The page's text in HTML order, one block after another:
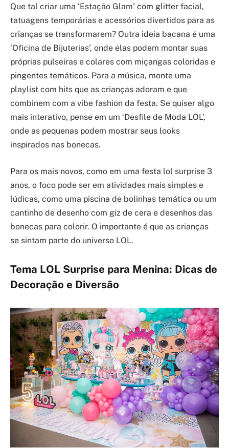
Que tal criar uma ‘Estação Glam’ com glitter facial,
tatuagens temporárias e acessórios divertidos para as
crianças se transformarem? Outra ideia bacana é uma
‘Oficina de Bijuterias’, onde elas podem montar suas
próprias pulseiras e colares com miçangas coloridas e
pingentes temáticos. Para a música, monte uma
playlist com hits que as crianças adoram e que
combinem com a vibe fashion da festa. Se quiser algo
mais interativo, pense em um ‘Desfile de Moda LOL’,
onde as pequenas podem mostrar seus looks
inspirados nas bonecas.
Para os mais novos, como em uma festa lol surprise 3
anos, o foco pode ser em atividades mais simples e
lúdicas, como uma piscina de bolinhas temática ou um
cantinho de desenho com giz de cera e desenhos das
bonecas para colorir. O importante é que as crianças
se sintam parte do universo LOL.
Tema LOL Surprise para Menina: Dicas de
Decoração e Diversão